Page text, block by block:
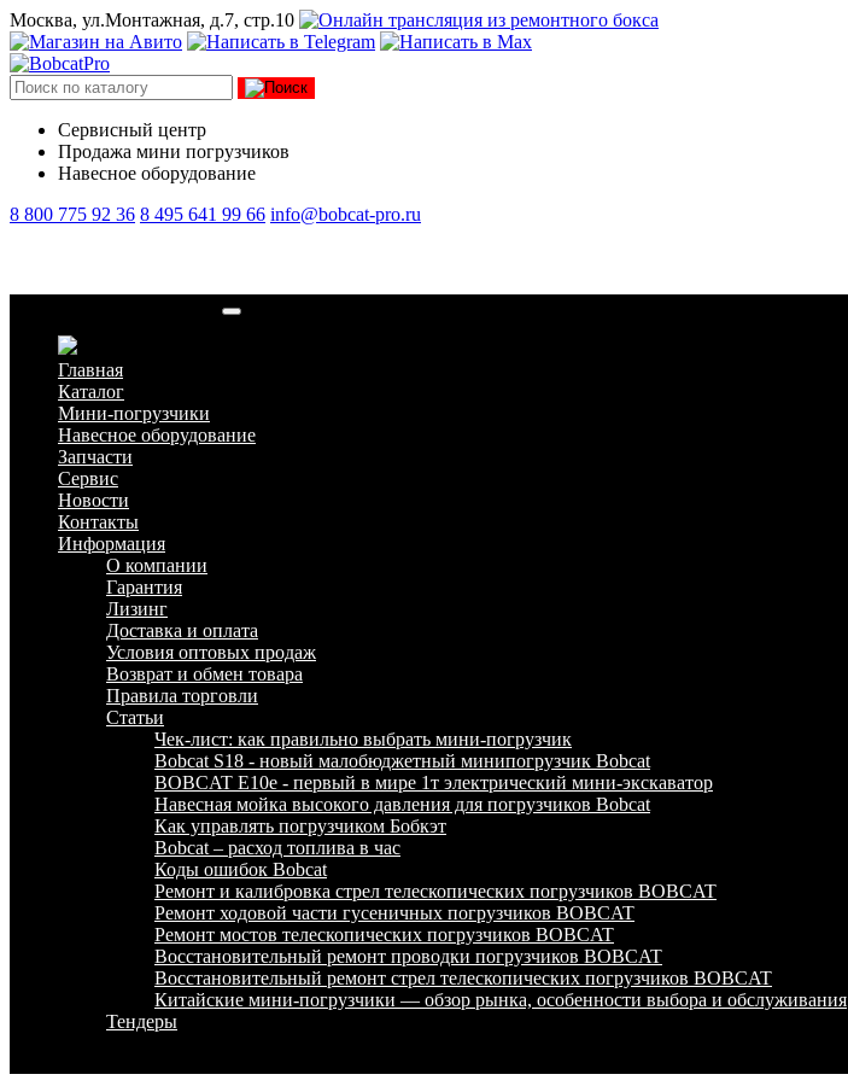
Москва, ул.Монтажная, д.7, стр.10
Сервисный центр
Продажа мини погрузчиков
Навесное оборудование
8 800 775 92 36 8 495 641 99 66 info@bobcat-pro.ru
Главная
Каталог
Мини-погрузчики
Навесное оборудование
Запчасти
Сервис
Новости
Контакты
Информация
О компании
Гарантия
Лизинг
Доставка и оплата
Условия оптовых продаж
Возврат и обмен товара
Правила торговли
Статьи
Чек-лист: как правильно выбрать мини-погрузчик
Bobcat S18 - новый малобюджетный минипогрузчик Bobcat
BOBCAT E10e - первый в мире 1т электрический мини-экскаватор
Навесная мойка высокого давления для погрузчиков Bobcat
Как управлять погрузчиком Бобкэт
Bobcat – расход топлива в час
Коды ошибок Bobcat
Ремонт и калибровка стрел телескопических погрузчиков BOBCAT
Ремонт ходовой части гусеничных погрузчиков BOBCAT
Ремонт мостов телескопических погрузчиков BOBCAT
Восстановительный ремонт проводки погрузчиков BOBCAT
Восстановительный ремонт стрел телескопических погрузчиков BOBCAT
Китайские мини-погрузчики — обзор рынка, особенности выбора и обслуживания
Тендеры